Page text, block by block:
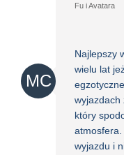
MC
Fu i Avatara
Najlepszy
wielu lat
wyjazdach
który
atmosfera.
wyjazdu i